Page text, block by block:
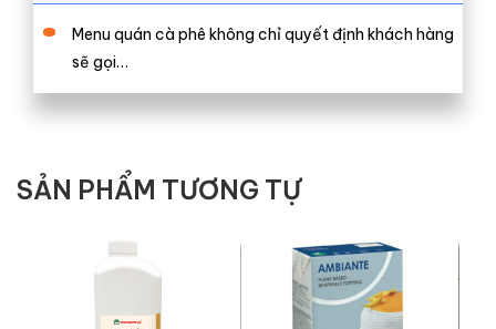
Menu quán cà phê không chỉ quyết định khách hàng
sẽ gọi…
SẢN PHẨM TƯƠNG TỰ